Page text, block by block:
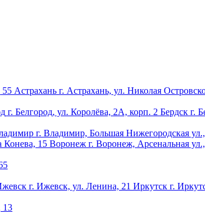
55 Астрахань г. Астрахань, ул. Николая
г. Белгород, ул. Королёва, 2А, корп. 2 Бердск г.
г. Владимир, Большая Нижегородская
Конева, 15 Воронеж г. Воронеж, Арсенальная
г. Ижевск, ул. Ленина, 21 Иркутск г.
13